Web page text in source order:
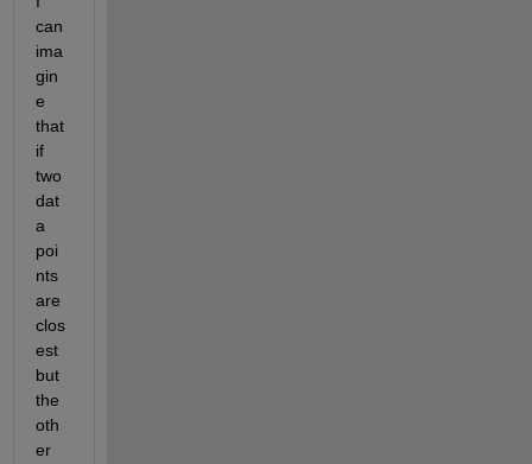
can
ima
gin
e
that
if
two
dat
a
poi
nts
are
clos
est
but
the
oth
er